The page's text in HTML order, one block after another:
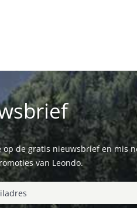
op de gratis nieuwsbrief en mis
van Leondo.